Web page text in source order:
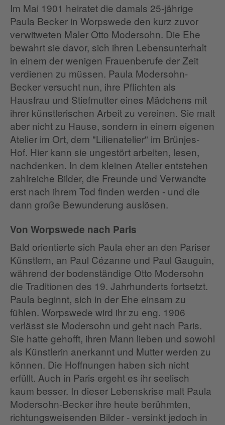
Im Mai 1901 heiratet die damals 25-jährige
Paula Becker in Worpswede den kurz zuvor
verwitweten Maler Otto Modersohn. Die Ehe
bewahrt sie davor, sich ihren Lebensunterhalt
in einem der wenigen Frauenberufe der Zeit
verdienen zu müssen. Paula Modersohn-
Becker versucht nun, ihre Pflichten als
Hausfrau und Stiefmutter eines Mädchens mit
ihrer künstlerischen Arbeit zu vereinen. Sie malt
aber nicht zu Hause, sondern in einem eigenen
Atelier im Ort, dem "Lilienatelier" im Brünjes-
Hof. Hier kann sie ungestört arbeiten, lesen,
nachdenken. In dem kleinen Atelier entstehen
zahlreiche Bilder, die Freunde und Verwandte
erst nach ihrem Tod finden werden - und die
dann große Bewunderung auslösen.
Von Worpswede nach Paris
Bald orientierte sich Paula eher an den Pariser
Künstlern, an Paul Cézanne und Paul Gauguin,
während der bodenständige Otto Modersohn
die Traditionen des 19. Jahrhunderts fortsetzt.
Paula beginnt, sich in der Ehe einsam zu
fühlen. Worpswede wird ihr zu eng. 1906
verlässt sie Modersohn und geht nach Paris.
Sie hatte gehofft, ihren Mann lieben und sowohl
als Künstlerin anerkannt und Mutter werden zu
können. Die Hoffnungen haben sich nicht
erfüllt. Auch in Paris ergeht es ihr seelisch
kaum besser. In dieser Lebenskrise malt Paula
Modersohn-Becker ihre heute berühmten,
richtungsweisenden Bilder - versinkt jedoch in